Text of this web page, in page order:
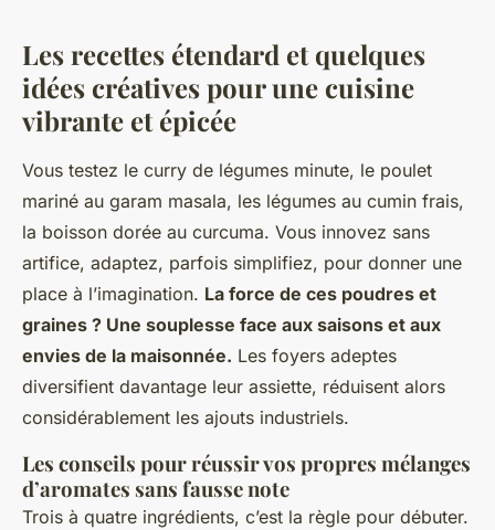
Les recettes étendard et quelques
idées créatives pour une cuisine
vibrante et épicée
Vous testez le curry de légumes minute, le poulet
mariné au garam masala, les légumes au cumin frais,
la boisson dorée au curcuma. Vous innovez sans
artifice, adaptez, parfois simplifiez, pour donner une
place à l’imagination. La force de ces poudres et
graines ? Une souplesse face aux saisons et aux
envies de la maisonnée. Les foyers adeptes
diversifient davantage leur assiette, réduisent alors
considérablement les ajouts industriels.
Les conseils pour réussir vos propres mélanges
d’aromates sans fausse note
Trois à quatre ingrédients, c’est la règle pour débuter.